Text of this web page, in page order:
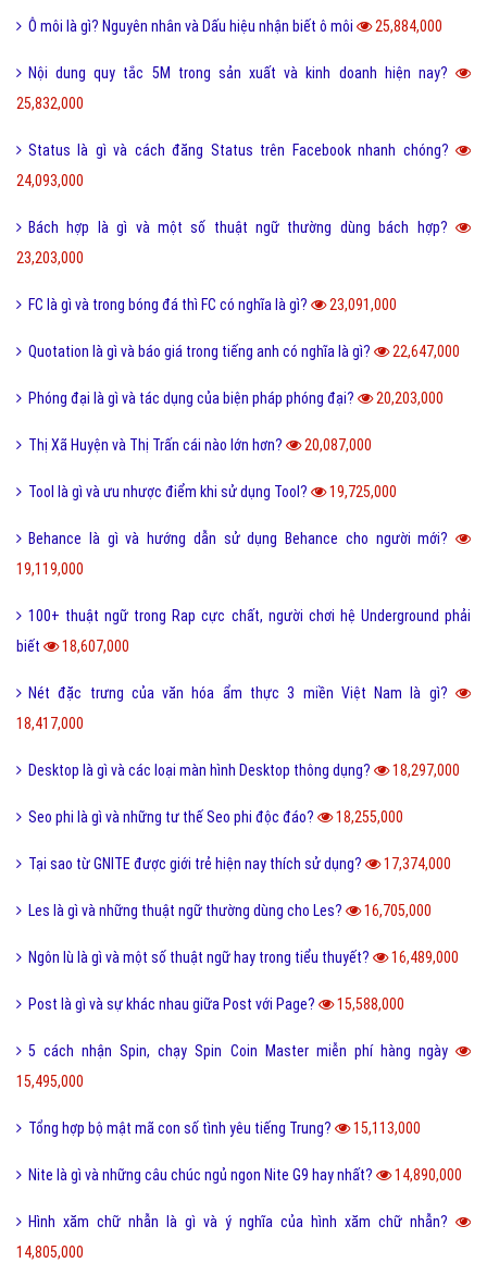
Ô môi là gì? Nguyên nhân và Dấu hiệu nhận biết ô môi 25,884,000
Nội dung quy tắc 5M trong sản xuất và kinh doanh hiện nay?
25,832,000
Status là gì và cách đăng Status trên Facebook nhanh chóng?
24,093,000
Bách hợp là gì và một số thuật ngữ thường dùng bách hợp?
23,203,000
FC là gì và trong bóng đá thì FC có nghĩa là gì? 23,091,000
Quotation là gì và báo giá trong tiếng anh có nghĩa là gì? 22,647,000
Phóng đại là gì và tác dụng của biện pháp phóng đại? 20,203,000
Thị Xã Huyện và Thị Trấn cái nào lớn hơn? 20,087,000
Tool là gì và ưu nhược điểm khi sử dụng Tool? 19,725,000
Behance là gì và hướng dẫn sử dụng Behance cho người mới?
19,119,000
100+ thuật ngữ trong Rap cực chất, người chơi hệ Underground phải
biết
18,607,000
Nét đặc trưng của văn hóa ẩm thực 3 miền Việt Nam là gì?
18,417,000
Desktop là gì và các loại màn hình Desktop thông dụng? 18,297,000
Seo phi là gì và những tư thế Seo phi độc đáo? 18,255,000
Tại sao từ GNITE được giới trẻ hiện nay thích sử dụng? 17,374,000
Les là gì và những thuật ngữ thường dùng cho Les? 16,705,000
Ngôn lù là gì và một số thuật ngữ hay trong tiểu thuyết? 16,489,000
Post là gì và sự khác nhau giữa Post với Page? 15,588,000
5 cách nhận Spin, chạy Spin Coin Master miễn phí hàng ngày
15,495,000
Tổng hợp bộ mật mã con số tình yêu tiếng Trung? 15,113,000
Nite là gì và những câu chúc ngủ ngon Nite G9 hay nhất? 14,890,000
Hình xăm chữ nhẫn là gì và ý nghĩa của hình xăm chữ nhẫn?
14,805,000